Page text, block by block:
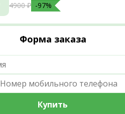
4900 ₽ -97%
Форма заказа
Купить